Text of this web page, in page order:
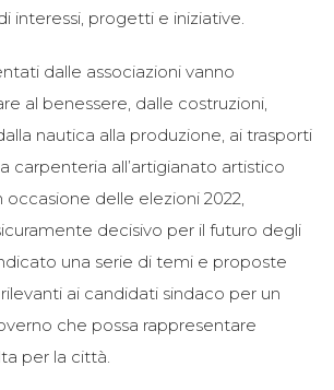
interessi, progetti e iniziative.
dalle associazioni vanno
al benessere, dalle costruzioni,
nautica alla produzione, ai trasporti
carpenteria all’artigianato artistico
occasione delle elezioni 2022,
decisivo per il futuro degli
una serie di temi e proposte
ai candidati sindaco per un
che possa rappresentare
per la città.